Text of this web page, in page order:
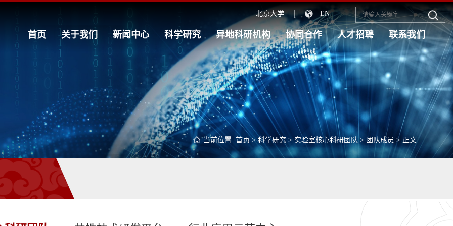
北京大学 EN
首页 关于我们 新闻中心 科学研究 异地科研机构 协同合作 人才招聘 联系我们
当前位置: 首页 >科学研究 > 实验室核心科研团队 > 团队成员 > 正文